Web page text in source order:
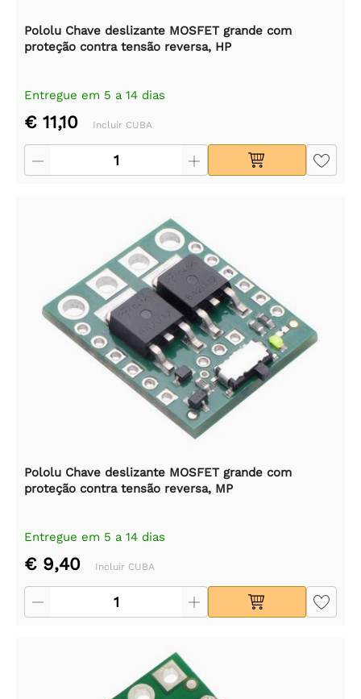
Pololu Chave deslizante MOSFET grande com
proteção contra tensão reversa, HP
Entregue em 5 a 14 dias
€ 11,10 Incluir CUBA
Pololu Chave deslizante MOSFET grande com
proteção contra tensão reversa, MP
Entregue em 5 a 14 dias
€ 9,40 Incluir CUBA